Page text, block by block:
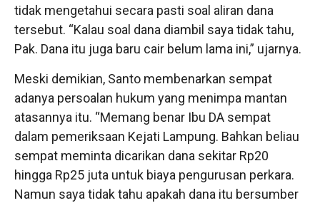
tidak mengetahui secara pasti soal aliran dana
tersebut. “Kalau soal dana diambil saya tidak tahu,
Pak. Dana itu juga baru cair belum lama ini,” ujarnya.
Meski demikian, Santo membenarkan sempat
adanya persoalan hukum yang menimpa mantan
atasannya itu. “Memang benar Ibu DA sempat
dalam pemeriksaan Kejati Lampung. Bahkan beliau
sempat meminta dicarikan dana sekitar Rp20
hingga Rp25 juta untuk biaya pengurusan perkara.
Namun saya tidak tahu apakah dana itu bersumber